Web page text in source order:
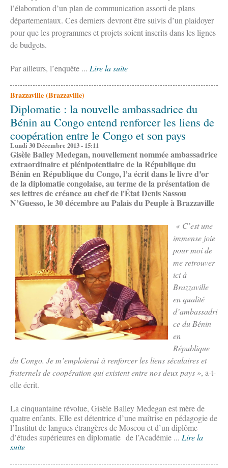
l’élaboration d’un plan de communication assorti de plans
départementaux. Ces derniers devront être suivis d’un plaidoyer
pour que les programmes et projets soient inscrits dans les lignes
de budgets.
Par ailleurs, l’enquête ... Lire la suite
Brazzaville (Brazzaville)
Diplomatie : la nouvelle ambassadrice du
Bénin au Congo entend renforcer les liens de
coopération entre le Congo et son pays
Lundi 30 Décembre 2013 - 15:11
Gisèle Balley Medegan, nouvellement nommée ambassadrice
extraordinaire et plénipotentiaire de la République du
Bénin en République du Congo, l’a écrit dans le livre d’or
de la diplomatie congolaise, au terme de la présentation de
ses lettres de créance au chef de l'État Denis Sassou
N’Guesso, le 30 décembre au Palais du Peuple à Brazzaville
« C’est une
immense joie
pour moi de
me retrouver
ici à
Brazzaville
en qualité
d’ambassadri
ce du Bénin
en
République
du Congo. Je m’emploierai à renforcer les liens séculaires et
fraternels de coopération qui existent entre nos deux pays », a-t-
elle écrit.
La cinquantaine révolue, Gisèle Balley Medegan est mère de
quatre enfants. Elle est détentrice d’une maîtrise en pédagogie de
l’Institut de langues étrangères de Moscou et d’un diplôme
d’études supérieures en diplomatie de l’Académie ... Lire la
suite